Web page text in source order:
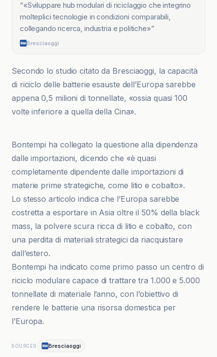
“«Sviluppare hub modulari di riciclaggio che integrino
molteplici tecnologie in condizioni comparabili,
collegando ricerca, industria e politiche»”
Bresciaoggi
Secondo lo studio citato da Bresciaoggi, la capacità
di riciclo delle batterie esauste dell’Europa sarebbe
appena 0,5 milioni di tonnellate, «ossia quasi 100
volte inferiore a quella della Cina».
Bontempi ha collegato la questione alla dipendenza
dalle importazioni, dicendo che «è quasi
completamente dipendente dalle importazioni di
materie prime strategiche, come litio e cobalto».
Lo stesso articolo indica che l’Europa sarebbe
costretta a esportare in Asia oltre il 50% della black
mass, la polvere scura ricca di litio e cobalto, con
una perdita di materiali strategici da riacquistare
dall’estero.
Bontempi ha indicato come primo passo un centro di
riciclo modulare capace di trattare tra 1.000 e 5.000
tonnellate di materiale l’anno, con l’obiettivo di
rendere le batterie una risorsa domestica per
l’Europa.
SOURCES Bresciaoggi